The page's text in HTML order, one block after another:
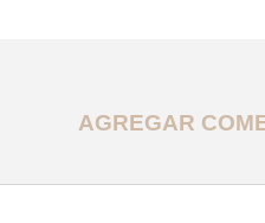
AGREGAR